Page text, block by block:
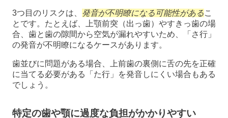
3つ目のリスクは、 発音が不明瞭になる可能性があるこ
とです。たとえば、上顎前突（出っ歯）やすきっ歯の場
合、歯と歯の隙間から空気が漏れやすいため、「さ行」
の発音が不明瞭になるケースがあります。
歯並びに問題がある場合、上前歯の裏側に舌の先を正確
に当てる必要がある「た行」を発音しにくい場合もある
でしょう。
特定の歯や顎に過度な負担がかかりやすい